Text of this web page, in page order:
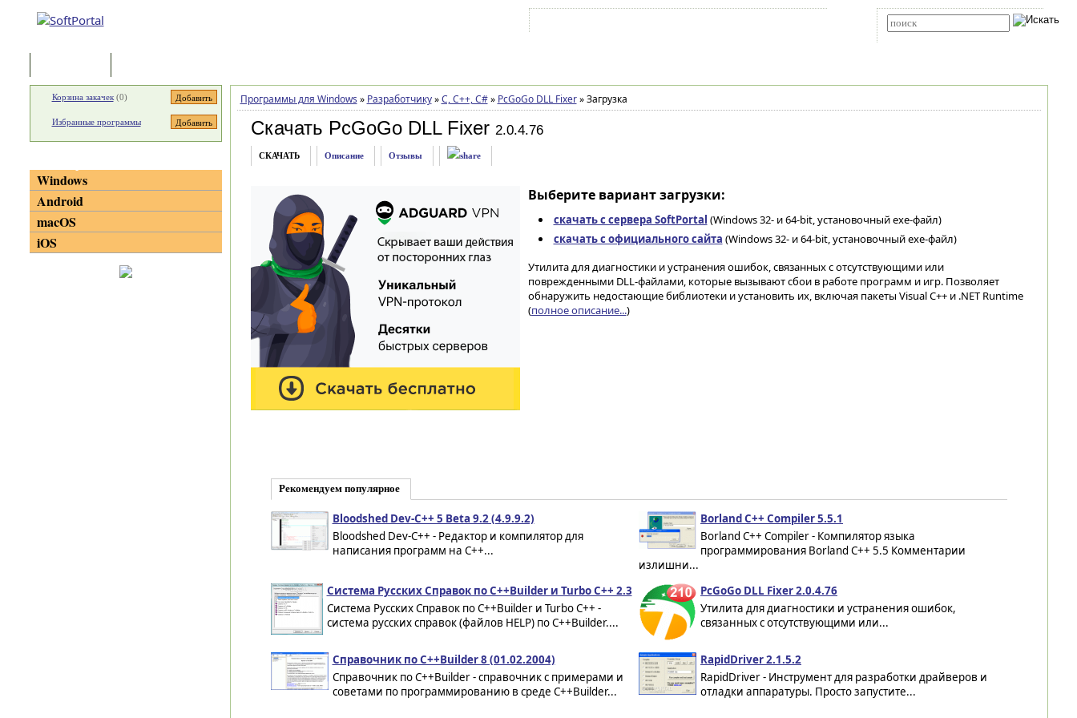
Программы для Windows » Разработчику » C, C++, C# » PcGoGo DLL Fixer »Загрузка
Скачать PcGoGo DLL Fixer 2.0.4.76
СКАЧАТЬ Описание Отзывы
Выберите вариант загрузки:
скачать с сервера SoftPortal (Windows 32- и 64-bit, установочный exe-файл)
скачать с официального сайта (Windows 32- и 64-bit, установочный exe-файл)
Утилита для диагностики и устранения ошибок, связанных с отсутствующими или
поврежденными DLL-файлами, которые вызывают сбои в работе программ и игр. Позволяет
обнаружить недостающие библиотеки и установить их, включая пакеты Visual C++ и .NET Runtime
(полное описание...)
Рекомендуем популярное
Bloodshed Dev-C++ 5 Beta 9.2 (4.9.9.2)
Bloodshed Dev-C++ - Редактор и компилятор для
написания программ на C++...
Borland C++ Compiler 5.5.1
Borland C++ Compiler - Компилятор языка
программирования Borland C++ 5.5 Комментарии
излишни...
Система Русских Справок по C++Builder и Turbo C++ 2.3
Система Русских Справок по C++Builder и Turbo C++ -
система русских справок (файлов HELP) по C++Builder....
PcGoGo DLL Fixer 2.0.4.76
Утилита для диагностики и устранения ошибок,
связанных с отсутствующими или...
Справочник по С++Builder 8 (01.02.2004)
Справочник по С++Builder - справочник с примерами и
советами по программированию в среде С++Builder...
RapidDriver 2.1.5.2
RapidDriver - Инструмент для разработки драйверов и
отладки аппаратуры. Просто запустите...
Корзина закачек(0)
Избранные программы
Windows
Android
macOS
iOS